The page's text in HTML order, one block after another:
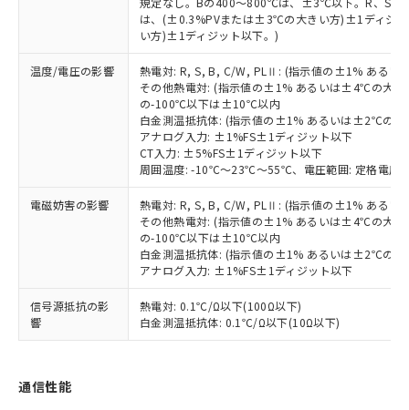
は、(±0.3%PVまたは±3℃の大きい方)±1ディジ
い方)±1ディジット以下。)
温度/電圧の影響
熱電対: R, S, B, C/W, PLⅡ: (指示値の±1% ある
その他熱電対: (指示値の±1% あるいは±4℃の大き
の-100℃以下は±10℃以内
白金測温抵抗体: (指示値の±1% あるいは±2℃の大
アナログ入力: ±1%FS±1ディジット以下
CT入力: ±5%FS±1ディジット以下
周囲温度: -10℃～23℃～55℃、電圧範囲: 定格電圧
電磁妨害の影響
熱電対: R, S, B, C/W, PLⅡ: (指示値の±1% ある
その他熱電対: (指示値の±1% あるいは±4℃の大き
の-100℃以下は±10℃以内
白金測温抵抗体: (指示値の±1% あるいは±2℃の大
アナログ入力: ±1%FS±1ディジット以下
信号源抵抗の影
響
熱電対: 0.1℃/Ω以下(100Ω以下)
白金測温抵抗体: 0.1℃/Ω以下(10Ω以下)
通信性能
了承ください。
正式な納期状況および標準価格はお客
様のお取引先、またはお客様担当のオ
ムロン制御機器販売店・当社販売員に
ご相談ください。
オムロン制御機器販売店や当社販売拠
点は「販売ネットワーク
」をご確認
ください。
在庫状況および標準価格結果を当社の
事前の承諾なく第三者に漏洩または開
示しないようお願いします。
マイパーツ機能（部品リスト作成サー
ビス）をご利用いただくには、I-Web
メンバーズにご登録されている必要が
あります。
お客様が当ウェブサイト上で当社にご
登録された部品リストについて、当社
および当社の共同利用者が、当社の製
(PBDE) 1000ppm以下、フタル酸ビス(2-エチルヘキシ
ル) (DEHP)(別名：DOP) 1000ppm以下、フタル酸ブチ
ルベンジル（BBP） 1000ppm以下、フタル酸ジブチル
（DBP） 1000ppm以下、フタル酸ジイソブチル
(DIBP) 1000ppm以下
但し、RoHS指令で産業用監視および制御機器に対する
適用除外項目は除く。
フタル酸エステル類の４物質については閾値を超える意
図的な使用がないことを確認しています。
※2 対応予定月
部品在庫の切り替え状況などにより、予定
月が前後することがあります。
※3 非含有証明書ダウンロード
下記の非含有証明書をダウンロードするこ
ニル類) : 1000ppm、 PBDEs(ポリ臭化ジフェニルエーテ
ル類) : 1000ppm、
DBP(フタル酸ジブチル) : 1000ppm、 DIBP(フタル酸ジ
イソブチル) : 1000ppm、 BBP(フタル酸ブチルベンジ
ル) : 1000ppm、
DEHP(フタル酸ビス(2-エチルヘキシル)) : 1000ppm
※2 環境保護使用期限
「ｅ」：有害物質（10物質）のすべてが基
準値以下であることを示します。
「10」：通常の使用状況下において有害物
質が外部に漏えいし、環境に深刻な影響を
及ぼさない年数を意味します。
「－」：未確認です。当社販売部門へお問
い合わせください。
当社は規制貨物を破棄する場合は、完
全に破砕するなど、違法に輸出されな
いよう必要な手段を講じます。
当社は貴社製品を、核兵器、ミサイ
ル、化学兵器、生物兵器またはその他
武器並びにこれらの製造装置等に一切
使用いたしません。
当社は、貴社製品を第三者に販売する
場合は、上記1、2および3の内容を当
該第三者に通知します。また当社は、
販売先および販売に係わる関係者が違
法に輸出するおそれがある場合は、取
り引きをいたしません。
一定数以上の在庫あり
一定数には満たないが在庫あり
在庫なし(最新の在庫状況につ
いては、お客様のお取引先、ま
たはお客様担当のオムロン制御
機器販売店・当社販売員にご確
認ください)
受注生産機種、また在庫状況の
情報を公開していない機種